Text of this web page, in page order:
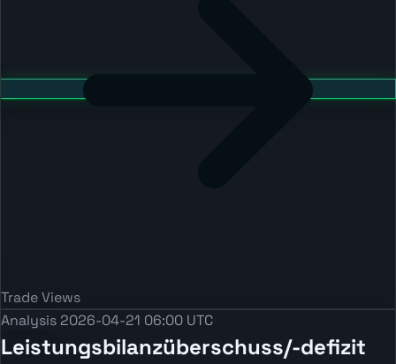
Trade Views
Analysis 2026-04-21 06:00 UTC
Leistungsbilanzüberschuss/-defizit